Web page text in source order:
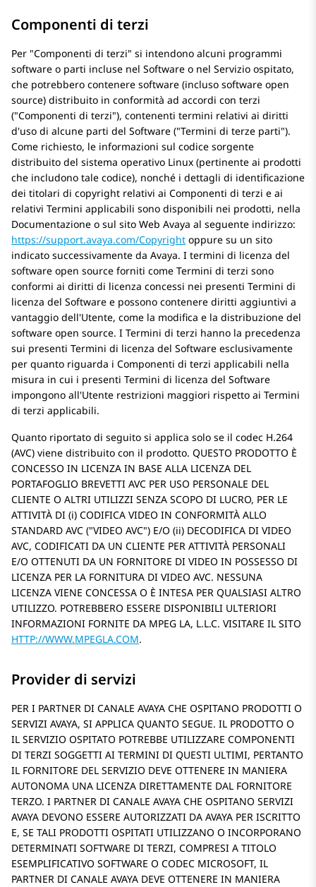
Componenti di terzi
Per Componenti di terzi si intendono alcuni programmi
software o parti incluse nel Software o nel Servizio ospitato,
che potrebbero contenere software (incluso software open
source) distribuito in conformità ad accordi con terzi
( Componenti di terzi ), contenenti termini relativi ai diritti
d'uso di alcune parti del Software ( Termini di terze parti ).
Come richiesto, le informazioni sul codice sorgente
distribuito del sistema operativo Linux (pertinente ai prodotti
che includono tale codice), nonché i dettagli di identificazione
dei titolari di copyright relativi ai Componenti di terzi e ai
relativi Termini applicabili sono disponibili nei prodotti, nella
Documentazione o sul sito Web Avaya al seguente indirizzo:
https://support.avaya.com/Copyright oppure su un sito
indicato successivamente da Avaya. I termini di licenza del
software open source forniti come Termini di terzi sono
conformi ai diritti di licenza concessi nei presenti Termini di
licenza del Software e possono contenere diritti aggiuntivi a
vantaggio dell'Utente, come la modifica e la distribuzione del
software open source. I Termini di terzi hanno la precedenza
sui presenti Termini di licenza del Software esclusivamente
per quanto riguarda i Componenti di terzi applicabili nella
misura in cui i presenti Termini di licenza del Software
impongono all'Utente restrizioni maggiori rispetto ai Termini
di terzi applicabili.
Quanto riportato di seguito si applica solo se il codec H.264
(AVC) viene distribuito con il prodotto. QUESTO PRODOTTO È
CONCESSO IN LICENZA IN BASE ALLA LICENZA DEL
PORTAFOGLIO BREVETTI AVC PER USO PERSONALE DEL
CLIENTE O ALTRI UTILIZZI SENZA SCOPO DI LUCRO, PER LE
ATTIVITÀ DI (i) CODIFICA VIDEO IN CONFORMITÀ ALLO
STANDARD AVC ( VIDEO AVC ) E/O (ii) DECODIFICA DI VIDEO
AVC, CODIFICATI DA UN CLIENTE PER ATTIVITÀ PERSONALI
E/O OTTENUTI DA UN FORNITORE DI VIDEO IN POSSESSO DI
LICENZA PER LA FORNITURA DI VIDEO AVC. NESSUNA
LICENZA VIENE CONCESSA O È INTESA PER QUALSIASI ALTRO
UTILIZZO. POTREBBERO ESSERE DISPONIBILI ULTERIORI
INFORMAZIONI FORNITE DA MPEG LA, L.L.C. VISITARE IL SITO
HTTP://WWW.MPEGLA.COM.
Provider di servizi
PER I PARTNER DI CANALE AVAYA CHE OSPITANO PRODOTTI O
SERVIZI AVAYA, SI APPLICA QUANTO SEGUE. IL PRODOTTO O
IL SERVIZIO OSPITATO POTREBBE UTILIZZARE COMPONENTI
DI TERZI SOGGETTI AI TERMINI DI QUESTI ULTIMI, PERTANTO
IL FORNITORE DEL SERVIZIO DEVE OTTENERE IN MANIERA
AUTONOMA UNA LICENZA DIRETTAMENTE DAL FORNITORE
TERZO. I PARTNER DI CANALE AVAYA CHE OSPITANO SERVIZI
AVAYA DEVONO ESSERE AUTORIZZATI DA AVAYA PER ISCRITTO
E, SE TALI PRODOTTI OSPITATI UTILIZZANO O INCORPORANO
DETERMINATI SOFTWARE DI TERZI, COMPRESI A TITOLO
ESEMPLIFICATIVO SOFTWARE O CODEC MICROSOFT, IL
PARTNER DI CANALE AVAYA DEVE OTTENERE IN MANIERA